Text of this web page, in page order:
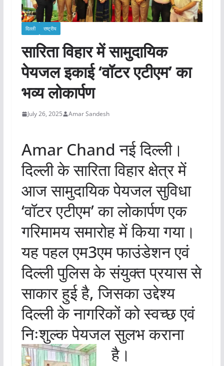
दिल्ली राष्ट्रीय
सारिता विहार में सामुदायिक
पेयजल इकाई ‘वॉटर एटीएम’ का
भव्य लोकार्पण
July 26, 2025 Amar Sandesh
Amar Chand नई दिल्ली।
दिल्ली के सारिता विहार क्षेत्र में
आज सामुदायिक पेयजल सुविधा
‘वॉटर एटीएम’ का लोकार्पण एक
गरिमामय समारोह में किया गया।
यह पहल एम3एम फाउंडेशन एवं
दिल्ली पुलिस के संयुक्त प्रयास से
साकार हुई है, जिसका उद्देश्य
दिल्ली के नागरिकों को स्वच्छ एवं
निःशुल्क पेयजल सुलभ कराना
है।